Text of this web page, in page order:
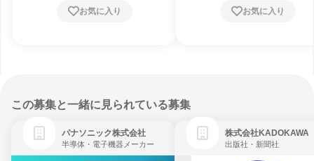
お気に入り お気に入り
この募集と一緒に見られている募集
パナソニック株式会社
半導体・電子機器メーカー
株式会社KADOKAWA
出版社・新聞社